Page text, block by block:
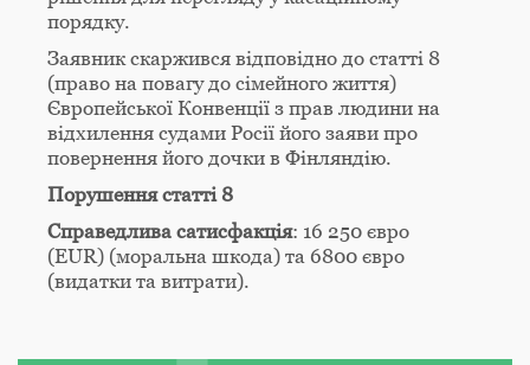
порядку.
Заявник скаржився відповідно до статті 8
(право на повагу до сімейного життя)
Європейської Конвенції з прав людини на
відхилення судами Росії його заяви про
повернення його дочки в Фінляндію.
Порушення статті 8
Справедлива сатисфакція: 16 250 євро
(EUR) (моральна шкода) та 6800 євро
(видатки та витрати).